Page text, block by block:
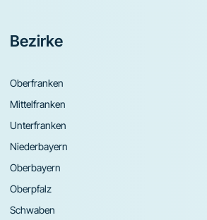
Bezirke
Oberfranken
Mittelfranken
Unterfranken
Niederbayern
Oberbayern
Oberpfalz
Schwaben